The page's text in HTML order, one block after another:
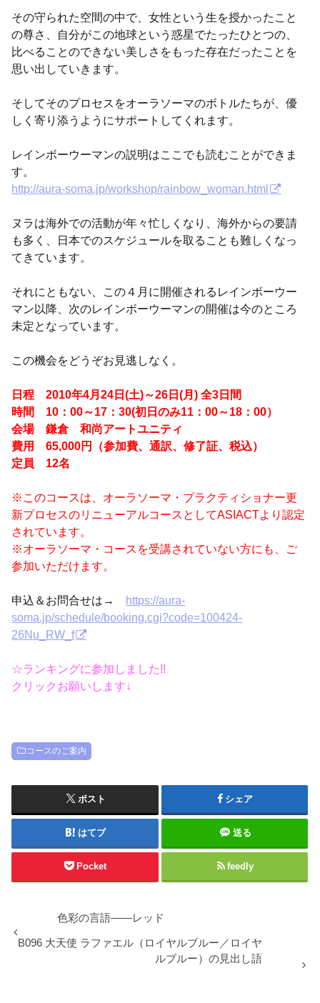
その守られた空間の中で、女性という生を授かったこと
の尊さ、自分がこの地球という惑星でたったひとつの、
比べることのできない美しさをもった存在だったことを
思い出していきます。
そしてそのプロセスをオーラソーマのボトルたちが、優
しく寄り添うようにサポートしてくれます。
レインボーウーマンの説明はここでも読むことができま
す。
http://aura-soma.jp/workshop/rainbow_woman.html
ヌラは海外での活動が年々忙しくなり、海外からの要請
も多く、日本でのスケジュールを取ることも難しくなっ
てきています。
それにともない、この４月に開催されるレインボーウー
マン以降、次のレインボーウーマンの開催は今のところ
未定となっています。
この機会をどうぞお見逃しなく。
日程 2010年4月24日(土)～26日(月) 全3日間
時間 10：00～17：30(初日のみ11：00～18：00）
会場 鎌倉 和尚アートユニティ
費用 65,000円（参加費、通訳、修了証、税込）
定員 12名
※このコースは、オーラソーマ・プラクティショナー更
新プロセスのリニューアルコースとしてASIACTより認定
されています。
※オーラソーマ・コースを受講されていない方にも、ご
参加いただけます。
申込＆お問合せは→ https://aura-
soma.jp/schedule/booking.cgi?code=100424-
26Nu_RW_f
☆ランキングに参加しました!!
クリックお願いします↓
コースのご案内
ポスト シェア
はてブ 送る
Pocket feedly
色彩の言語――レッド
B096 大天使 ラファエル（ロイヤルブルー／ロイヤ
ルブルー）の見出し語